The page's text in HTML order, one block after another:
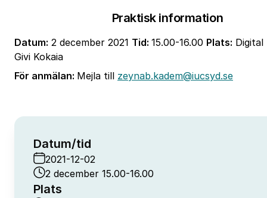
Praktisk information
Datum: 2 december 2021 Tid: 15.00-16.00 Plats: Digital
Givi Kokaia
För anmälan: Mejla till zeynab.kadem@iucsyd.se
Datum/tid
2021-12-02
2 december 15.00-16.00
Plats